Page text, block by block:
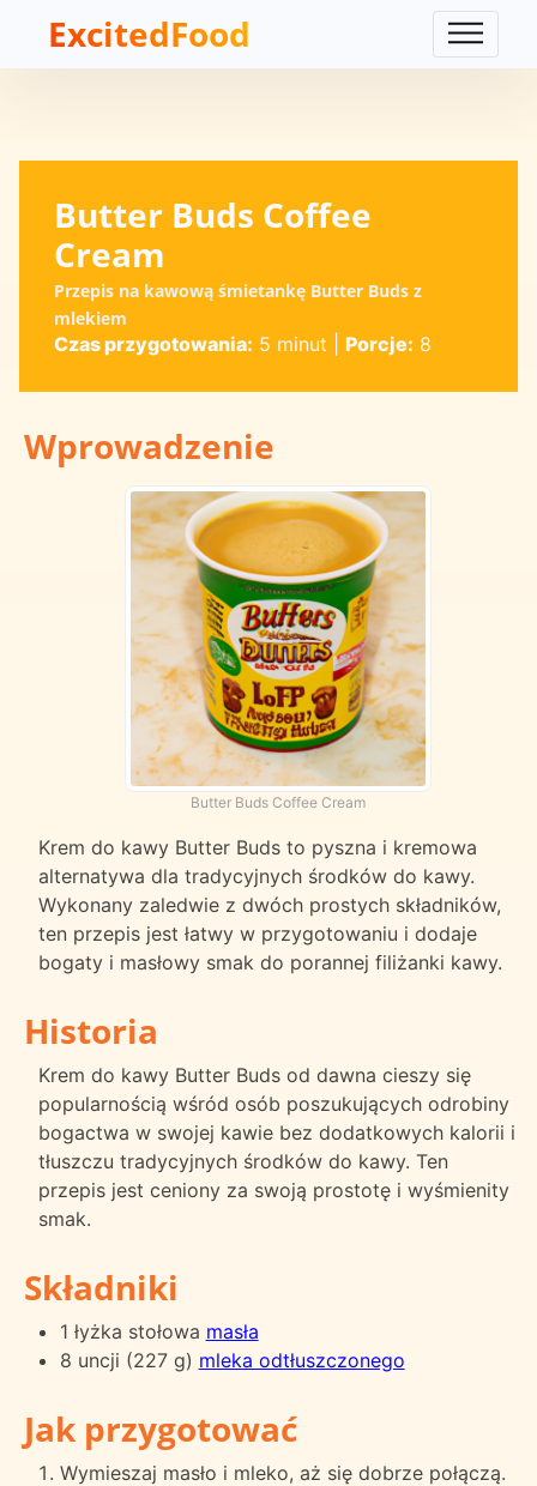
ExcitedFood
Butter Buds Coffee
Cream
Przepis na kawową śmietankę Butter Buds z
mlekiem
Czas przygotowania: 5 minut Porcje: 8
Wprowadzenie
Butter Buds Coffee Cream
Krem do kawy Butter Buds to pyszna i kremowa
alternatywa dla tradycyjnych środków do kawy.
Wykonany zaledwie z dwóch prostych składników,
ten przepis jest łatwy w przygotowaniu i dodaje
bogaty i masłowy smak do porannej filiżanki kawy.
Historia
Krem do kawy Butter Buds od dawna cieszy się
popularnością wśród osób poszukujących odrobiny
bogactwa w swojej kawie bez dodatkowych kalorii i
tłuszczu tradycyjnych środków do kawy. Ten
przepis jest ceniony za swoją prostotę i wyśmienity
smak.
Składniki
1 łyżka stołowa masła
8 uncji (227 g) mleka odtłuszczonego
Jak przygotować
Wymieszaj masło i mleko, aż się dobrze połączą.